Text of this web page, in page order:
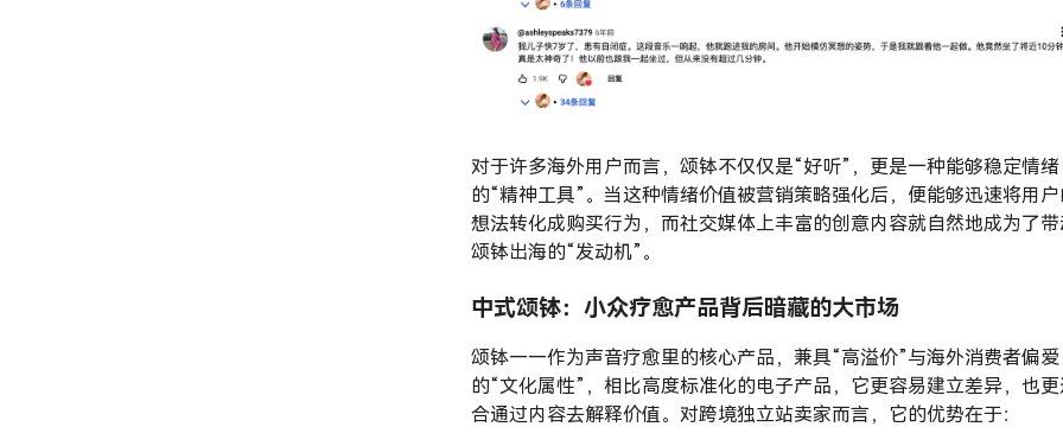
对于许多海外用户而言，颂钵不仅仅是“好听”，更是一种能够稳定情绪
的“精神工具”。当这种情绪价值被营销策略强化后，便能够迅速将用
想法转化成购买行为，而社交媒体上丰富的创意内容就自然地成为了
颂钵出海的“发动机”。
中式颂钵：小众疗愈产品背后暗藏的大市场
颂钵——作为声音疗愈里的核心产品，兼具“高溢价”与海外消费者偏爱
的“文化属性”，相比高度标准化的电子产品，它更容易建立差异，也
合通过内容去解释价值。对跨境独立站卖家而言，它的优势在于：